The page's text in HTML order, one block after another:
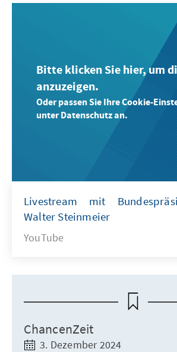
Bitte klicken Sie hier, um
anzuzeigen.
Oder passen Sie Ihre Cookie-
unter Datenschutz an.
Livestream mit
Walter Steinmeier
YouTube
ChancenZeit
3. Dezember 2024